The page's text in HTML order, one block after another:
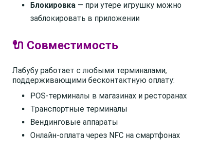
Блокировка — при утере игрушку можно
заблокировать в приложении
🔌 Совместимость
Лабубу работает с любыми терминалами,
поддерживающими бесконтактную оплату:
POS-терминалы в магазинах и ресторанах
Транспортные терминалы
Вендинговые аппараты
Онлайн-оплата через NFC на смартфонах